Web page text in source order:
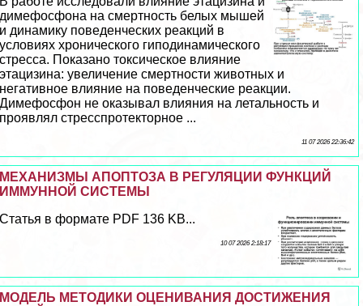
димефосфона на cмepтность белых мышей
и динамику поведенческих реакций в
условиях хронического гиподинамического
стресса. Показано токсическое влияние
этацизина: увеличение cмepтности животных и
негативное влияние на поведенческие реакции.
Димефосфон не оказывал влияния на летальность и
проявлял стресспротекторное ...
11 07 2026 22:36:42
МЕХАНИЗМЫ АПОПТОЗА В РЕГУЛЯЦИИ ФУНКЦИЙ
ИММУННОЙ СИСТЕМЫ
Статья в формате PDF 136 KB...
10 07 2026 2:18:17
МОДЕЛЬ МЕТОДИКИ ОЦЕНИВАНИЯ ДОСТИЖЕНИЯ